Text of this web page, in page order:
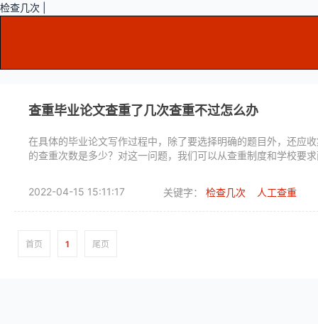
检查几次 |
查重毕业论文查重了几次查重不过怎么办
在具体的毕业论文写作过程中，除了要选择明确的题目外，还应
的查重次数是多少？对这一问题，我们可以从查重制度和学校要
2022-04-15 15:11:17 关键字： 检查几次 人工查重
首页 1 尾页